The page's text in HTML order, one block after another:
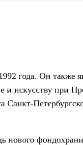
года. Он также
и искусству при
нового